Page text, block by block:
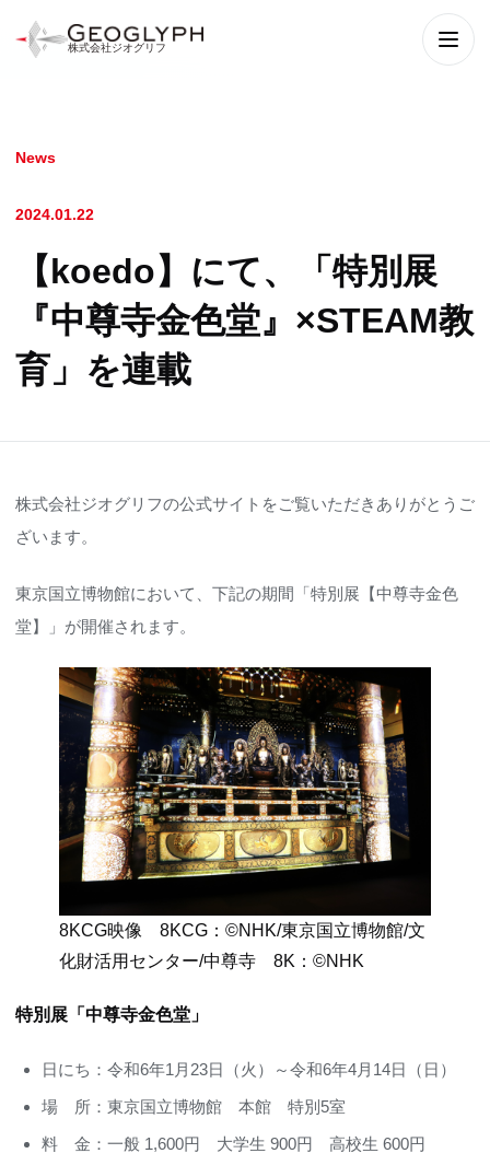
株式会社ジオグリフ
メニ
News
2024.01.22
【koedo】にて、「特別展
『中尊寺金色堂』×STEAM教
育」を連載
株式会社ジオグリフの公式サイトをご覧いただきありがとうご
ざいます。
東京国立博物館において、下記の期間「特別展【中尊寺金色
堂】」が開催されます。
8KCG映像 8KCG：©️NHK/東京国立博物館/文
化財活用センター/中尊寺 8K：©️NHK
特別展「中尊寺金色堂」
日にち：令和6年1月23日（火）～令和6年4月14日（日）
場 所：東京国立博物館 本館 特別5室
料 金：一般 1,600円 大学生 900円 高校生 600円